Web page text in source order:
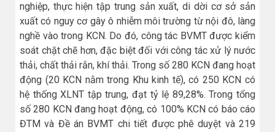
nghiệp, thực hiện tập trung sản xuất, di dời cơ sở sản
xuất có nguy cơ gây ô nhiễm môi trường từ nội đô, làng
nghề vào trong KCN. Do đó, công tác BVMT được kiểm
soát chặt chẽ hơn, đặc biệt đối với công tác xử lý nước
thải, chất thải rắn, khí thải. Trong số 280 KCN đang hoạt
động (20 KCN nằm trong Khu kinh tế), có 250 KCN có
hệ thống XLNT tập trung, đạt tỷ lệ 89,28%. Trong tổng
số 280 KCN đang hoạt động, có 100% KCN có báo cáo
ĐTM và Đề án BVMT chi tiết được phê duyệt và 219